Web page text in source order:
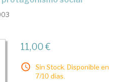
11,00 €
Sin Stock. Disponible en
7/10 días.